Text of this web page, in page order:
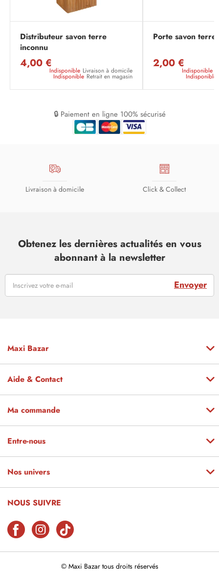
Distributeur savon terre
inconnu
4,00 €
Indisponible Livraison à domicile
Indisponible Retrait en magasin
Porte savon terre
2,00 €
Indisponible
Indisponible
🔒 Paiement en ligne 100% sécurisé
Livraison à domicile Click & Collect
Obtenez les dernières actualités en vous
abonnant à la newsletter
Envoyer
Maxi Bazar
Aide & Contact
Ma commande
Entre-nous
Nos univers
NOUS SUIVRE
© Maxi Bazar tous droits réservés